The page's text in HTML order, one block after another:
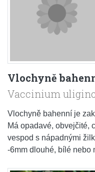
Vlochyně
Vaccinium
Vlochyně bahenní je
Má opadavé, obvejčité,
vespod s nápadnými
-6mm dlouhé, bílé nebo